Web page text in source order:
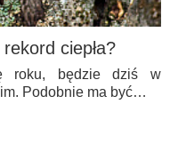
ciepła?
roku, będzie dziś w
Podobnie ma być…